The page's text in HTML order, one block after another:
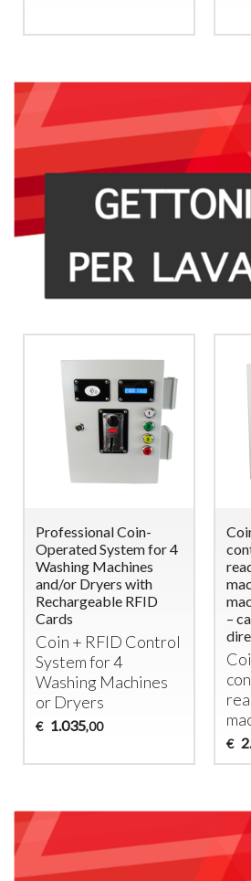
Professional Coin-
Operated System for 4
Washing Machines
and/or Dryers with
Rechargeable RFID
Cards
Coin + RFID Control
System for 4
Washing Machines
or Dryers
€ 1.035,00
–
€